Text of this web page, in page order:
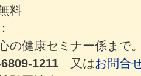
料
の健康セミナー係まで
1211 又はお問合